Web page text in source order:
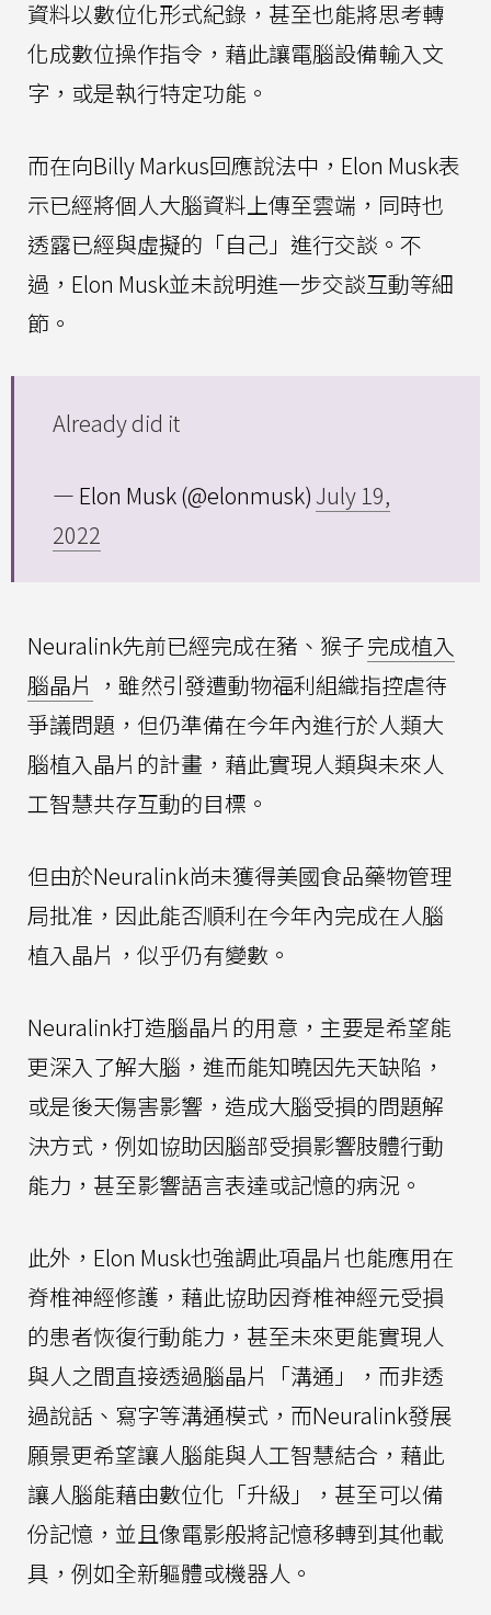
資料以數位化形式紀錄，甚至也能將思考轉
化成數位操作指令，藉此讓電腦設備輸入文
字，或是執行特定功能。
而在向Billy Markus回應說法中，Elon Musk表
示已經將個人大腦資料上傳至雲端，同時也
透露已經與虛擬的「自己」進行交談。不
過，Elon Musk並未說明進一步交談互動等細
節。
Already did it
— Elon Musk (@elonmusk) July 19,
2022
Neuralink先前已經完成在豬、猴子完成植入
腦晶片 ，雖然引發遭動物福利組織指控虐待
爭議問題，但仍準備在今年內進行於人類大
腦植入晶片的計畫，藉此實現人類與未來人
工智慧共存互動的目標。
但由於Neuralink尚未獲得美國食品藥物管理
局批准，因此能否順利在今年內完成在人腦
植入晶片，似乎仍有變數。
Neuralink打造腦晶片的用意，主要是希望能
更深入了解大腦，進而能知曉因先天缺陷，
或是後天傷害影響，造成大腦受損的問題解
決方式，例如協助因腦部受損影響肢體行動
能力，甚至影響語言表達或記憶的病況。
此外，Elon Musk也強調此項晶片也能應用在
脊椎神經修護，藉此協助因脊椎神經元受損
的患者恢復行動能力，甚至未來更能實現人
與人之間直接透過腦晶片「溝通」，而非透
過說話、寫字等溝通模式，而Neuralink發展
願景更希望讓人腦能與人工智慧結合，藉此
讓人腦能藉由數位化「升級」，甚至可以備
份記憶，並且像電影般將記憶移轉到其他載
具，例如全新軀體或機器人。